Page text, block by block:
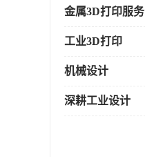
金属3D打印服务
工业3D打印
机械设计
深耕工业设计